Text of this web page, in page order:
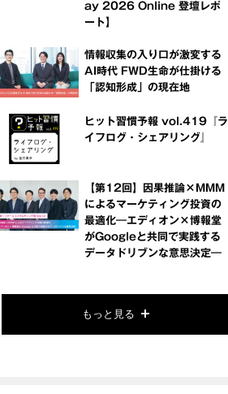
ay 2026 Online 登壇レポ
ート】
情報収集の入り口が激変する
AI時代 FWD生命が仕掛ける
「認知形成」の現在地
ヒット習慣予報 vol.419『ラ
イフログ・シェアリング』
【第12回】因果推論×MMM
によるマーケティング投資の
最適化―エディオン×博報堂
がGoogleと共同で実践する
データドリブンな意思決定―
もっと見る